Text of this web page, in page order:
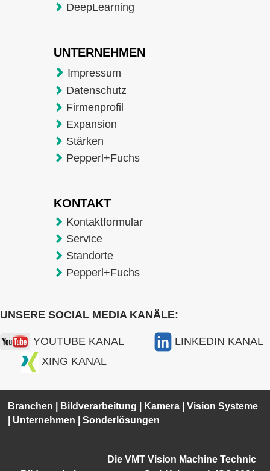
DeepLearning
UNTERNEHMEN
Impressum
Datenschutz
Firmenprofil
Expansion
Stärken
Pepperl+Fuchs
KONTAKT
Kontaktformular
Service
Standorte
Pepperl+Fuchs
UNSERE SOCIAL MEDIA KANÄLE:
YOUTUBE KANAL
LINKEDIN KANAL
XING KANAL
Branchen Bildverarbeitung Kamera |Vision Systeme
Unternehmen |Sonderlösungen
Die VMT Vision Machine Technic